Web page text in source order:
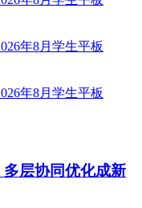
层协同优化成新